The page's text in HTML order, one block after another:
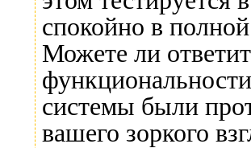
спокойно в
Можете ли
системы были
вашего зоркого